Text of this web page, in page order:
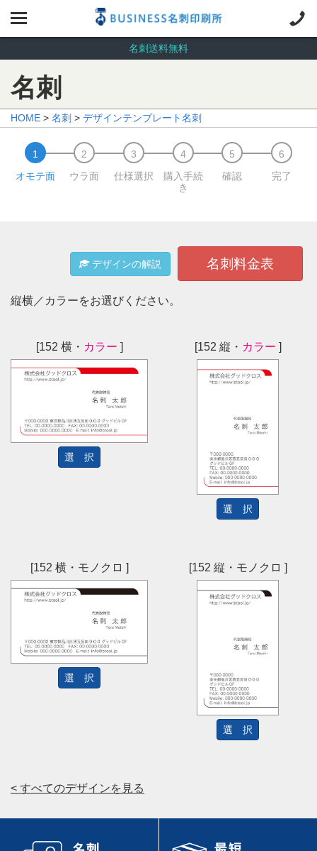
名刺送料無料
名刺
HOME > 名刺 > デザインテンプレート名刺
オモテ面 ウラ面 仕様選択
購入手続
き
確認 完了
デザインの解説 名刺料金表
縦横／カラーをお選びください。
[152 横・ カラー ]
選 択
[152 縦・ カラー ]
選 択
[152 横・モノクロ ]
選 択
[152 縦・モノクロ ]
選 択
< すべてのデザインを見る